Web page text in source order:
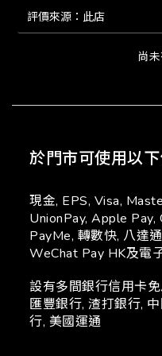
尚
於門市可使用以
現金, EPS, Visa,
UnionPay, Apple Pay,
PayMe, 轉數快, 八達
WeChat Pay HK及電
設有多間銀行信用卡
匯豐銀行, 渣打銀行,
行, 美國運通